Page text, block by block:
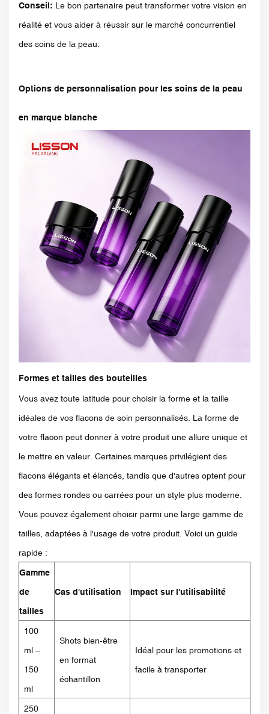
Conseil: Le bon partenaire peut transformer votre vision en
réalité et vous aider à réussir sur le marché concurrentiel
des soins de la peau.
Options de personnalisation pour les soins de la peau
en marque blanche
Formes et tailles des bouteilles
Vous avez toute latitude pour choisir la forme et la taille
idéales de vos flacons de soin personnalisés. La forme de
votre flacon peut donner à votre produit une allure unique et
le mettre en valeur. Certaines marques privilégient des
flacons élégants et élancés, tandis que d'autres optent pour
des formes rondes ou carrées pour un style plus moderne.
Vous pouvez également choisir parmi une large gamme de
tailles, adaptées à l'usage de votre produit. Voici un guide
rapide :
Gamme
de
tailles
Cas d'utilisation Impact sur l'utilisabilité
100
ml –
150
ml
Shots bien-être
en format
échantillon
Idéal pour les promotions et
facile à transporter
250